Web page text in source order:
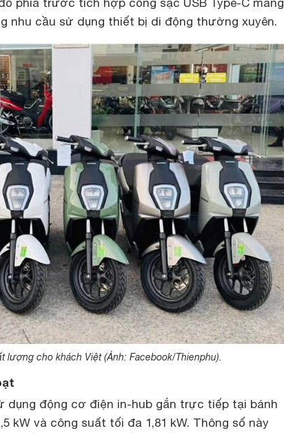
phía trước tích hợp cổng sạc USB Type-C mang
nhu cầu sử dụng thiết bị di động thường xuyên.
lượng cho khách Việt (Ảnh: Facebook/Thienphu).
dụng động cơ điện in-hub gắn trực tiếp tại bánh
kW và công suất tối đa 1,81 kW. Thông số này